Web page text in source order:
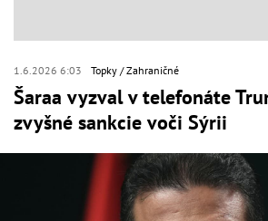
1.6.2026 6:03 Topky Zahraničné
Šaraa vyzval v telefonáte
zvyšné sankcie voči Sýrii